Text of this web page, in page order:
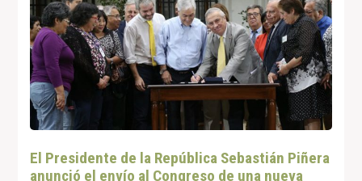
El Presidente de la República Sebastián Piñera
anunció el envío al Congreso de una nueva